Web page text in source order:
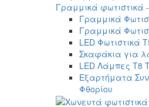
Γραμμικά φωτιστικά
Γραμμικά
Γραμμικά
LED Φωτιστικά
Σκαφάκια για
LED Λάμπες T8
Εξαρτήματα
Φθορίου